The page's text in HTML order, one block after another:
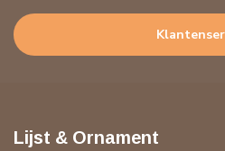
Lijst & Ornament